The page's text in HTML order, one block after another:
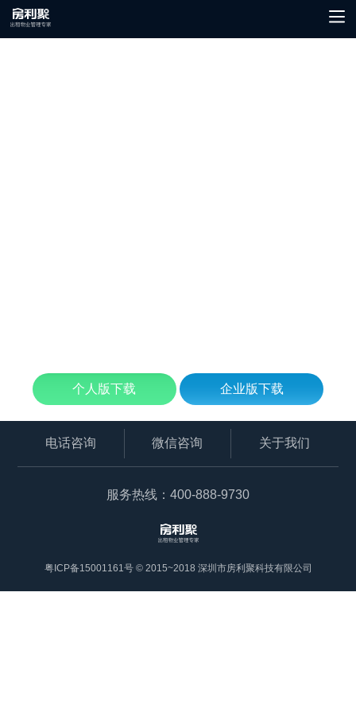
个人版下载 企业版下载
电话咨询 微信咨询 关于我们
服务热线：400-888-9730
粤ICP备15001161号 © 2015~2018 深圳市房利聚科技有限公司